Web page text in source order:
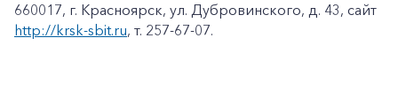
660017, г. Красноярск, ул. Дубровинского, д. 43, сайт
http://krsk-sbit.ru, т. 257-67-07.